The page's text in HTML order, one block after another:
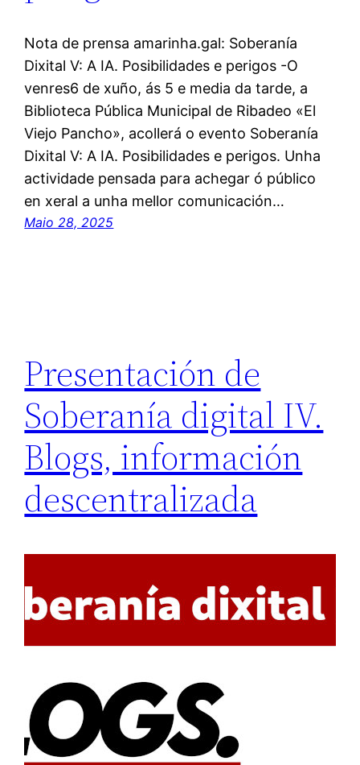
Nota de prensa amarinha.gal: Soberanía
Dixital V: A IA. Posibilidades e perigos -O
venres6 de xuño, ás 5 e media da tarde, a
Biblioteca Pública Municipal de Ribadeo «El
Viejo Pancho», acollerá o evento Soberanía
Dixital V: A IA. Posibilidades e perigos. Unha
actividade pensada para achegar ó público
en xeral a unha mellor comunicación…
Maio 28, 2025
Presentación de
Soberanía digital IV.
Blogs, información
descentralizada